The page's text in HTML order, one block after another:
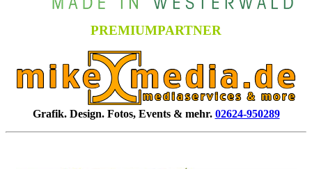
PREMIUMPARTNER
Grafik. Design. Fotos, Events & mehr. 02624-950289